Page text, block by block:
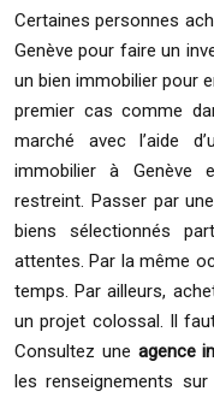
Certaines personnes
Genève pour faire un
un bien immobilier pour
premier cas comme
marché avec l’aide
immobilier à Genève
restreint. Passer par
biens sélectionnés
attentes. Par la même
temps. Par ailleurs,
un projet colossal. Il
Consultez une agence
les renseignements